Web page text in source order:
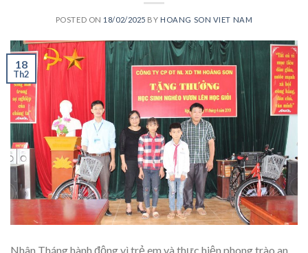
POSTED ON 18/02/2025 BY HOANG SON VIET NAM
18
Th2
Nhân Tháng hành động vì trẻ em và thực hiện phong trào an